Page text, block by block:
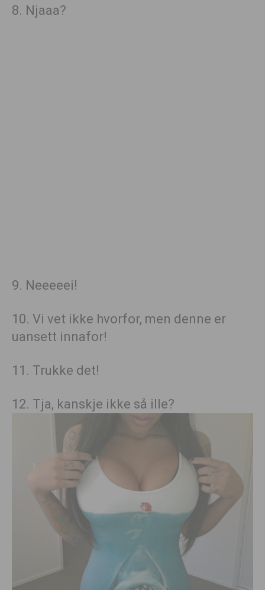
8. Njaaa?
9. Neeeeei!
10. Vi vet ikke hvorfor, men denne er
uansett innafor!
11. Trukke det!
12. Tja, kanskje ikke så ille?